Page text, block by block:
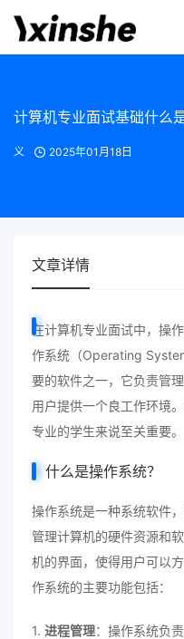
计算机专业面试基础什么
义 2025年01月18日
文章详情
在计算机专业面试中，操
作系统（Operating
要的软件之一，它负责管
用户提供一个良工作环境
专业的学生来说至关重要。
什么是操作系统？
操作系统是一种系统软件
管理计算机的硬件资源和
机的界面，使得用户可以
作系统的主要功能包括：
1. 进程管理：操作系统负